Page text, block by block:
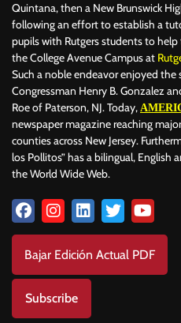
Quintana, then a New Brunswick
following an effort to establish a
pupils with Rutgers students to
the College Avenue Campus at
Such a noble endeavor enjoyed
Congressman Henry B. Gonzalez
Roe of Paterson, NJ. Today,
newspaper magazine reaching
counties across New Jersey.
los Pollitos” has a bilingual, English
the World Wide Web.
Bajar Edición Actual PDF
Subscribe